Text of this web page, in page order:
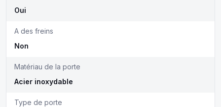
Oui
A des freins
Non
Matériau de la porte
Acier inoxydable
Type de porte